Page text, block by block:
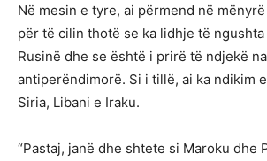
Në mesin e tyre, ai përmend në
për të cilin thotë se ka lidhje të
Rusinë dhe se është i prirë të ndjekë
antiperëndimorë. Si i tillë, ai ka ndikim
Siria, Libani e Iraku.
“Pastaj, janë dhe shtete si Maroku dhe